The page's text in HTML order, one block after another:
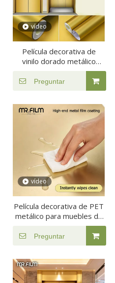
vídeo
Película decorativa de
vinilo dorado metálico
autoadhesiva para
decoración de ascensores
Preguntar
vídeo
Película decorativa de PET
metálico para muebles de
Preguntar